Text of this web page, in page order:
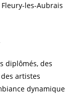
les-Aubrais
diplômés, des
artistes
dynamique